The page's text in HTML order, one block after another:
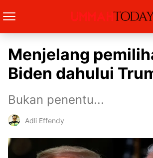
Menjelang
Biden dahului
Bukan penentu...
Adli Effendy